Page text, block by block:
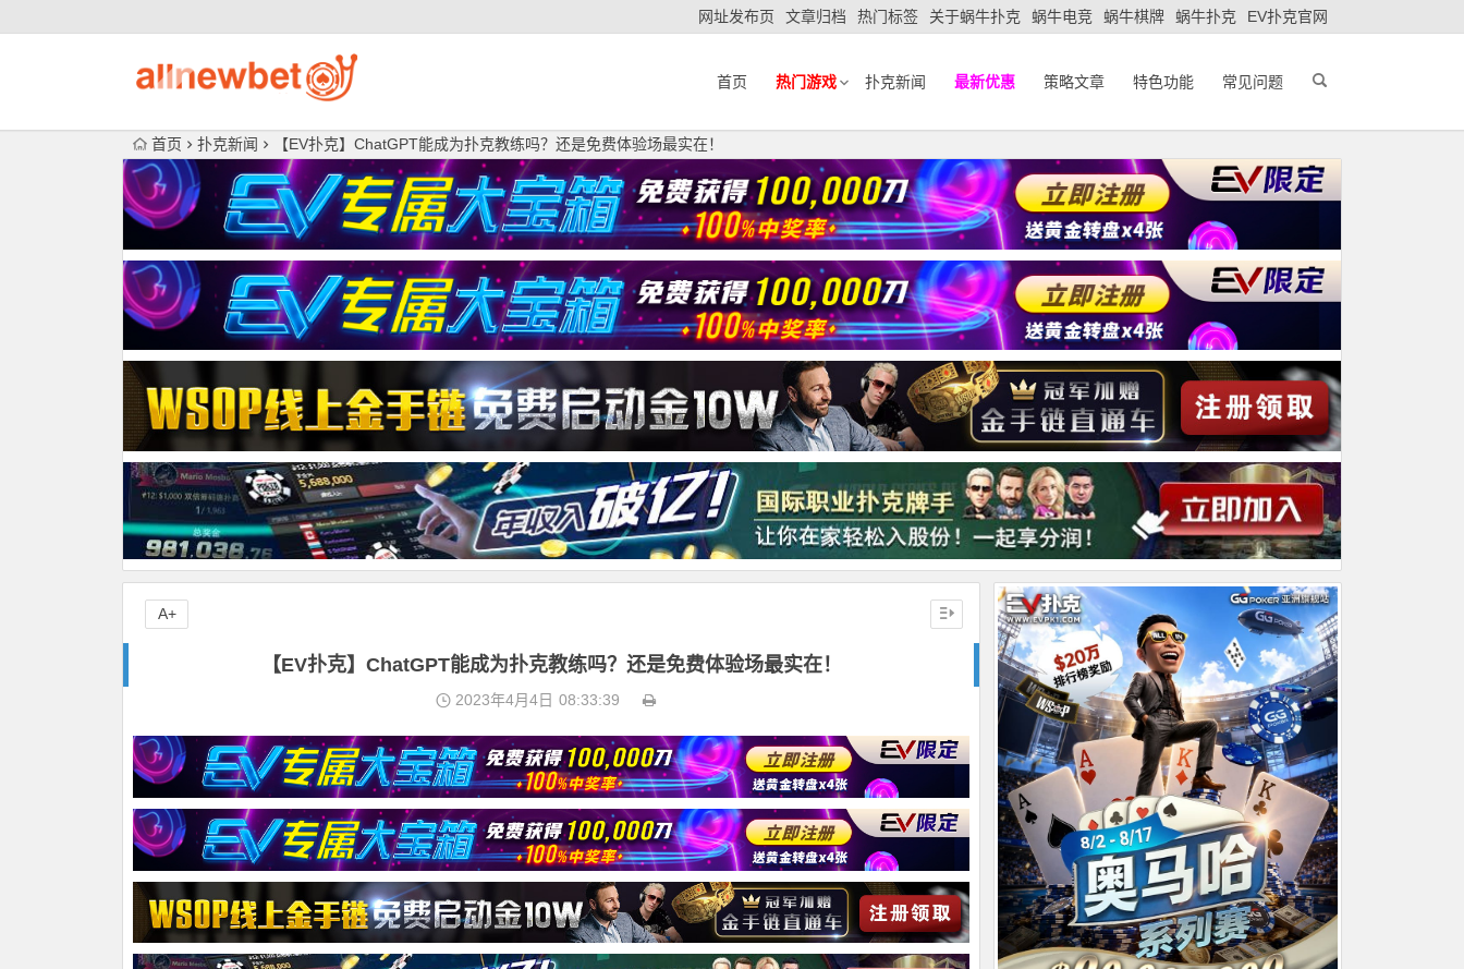
网址发布页 文章归档 热门标签 关于蜗牛扑克 蜗牛电竞 蜗牛棋牌 蜗牛扑克 EV扑克官网
首页 热门游戏 扑克新闻 最新优惠 策略文章 特色功能 常见问题
首页 扑克新闻 【EV扑克】ChatGPT能成为扑克教练吗？还是免费体验场最实在！
【EV扑克】ChatGPT能成为扑克教练吗？还是免费体验场最实在！
2023年4月4日 08:33:39
A+